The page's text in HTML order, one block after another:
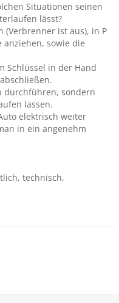
Situationen seinen
lässt?
(Verbrenner ist aus), in P
sowie die
Schlüssel in der Hand
durchführen, sondern
lassen.
elektrisch weiter
in ein angenehm
technisch,